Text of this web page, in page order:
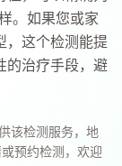
。如果您或家
，这个检测能提
的治疗手段，避
该检测服务，地
预约检测，欢迎